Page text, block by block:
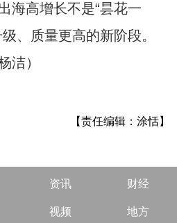
海高增长不是“昙花一
、质量更高的新阶段。
洁）
【责任编辑：涂恬】
资讯 财经
视频 地方